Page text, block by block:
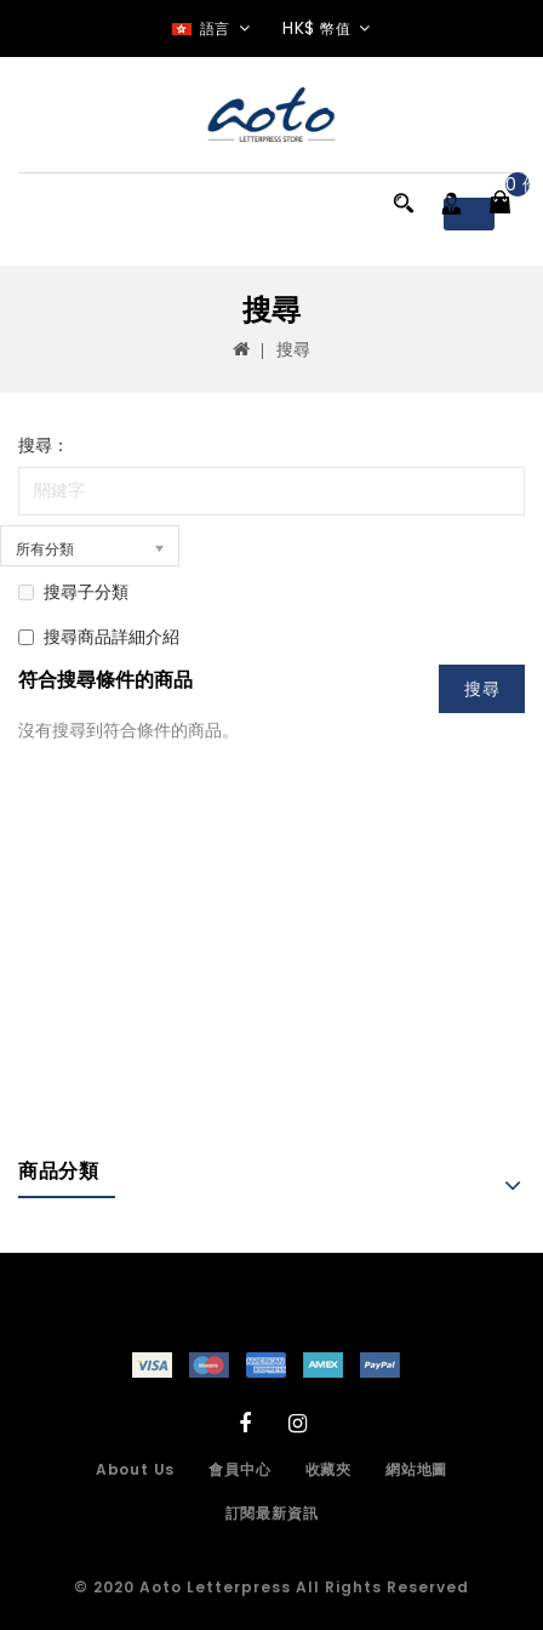
語言 HK$ 幣值
0
搜尋
搜尋
搜尋：
所有分類
搜尋子分類
搜尋商品詳細介紹
符合搜尋條件的商品
沒有搜尋到符合條件的商品。
商品分類
About Us 會員中心 收藏夾 網站地圖
訂閱最新資訊
© 2020 Aoto Letterpress All Rights Reserved